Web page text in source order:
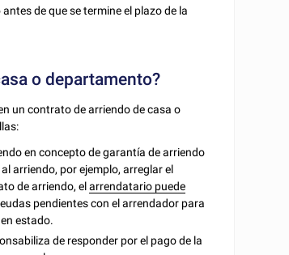
de que se termine el plazo de la
o departamento?
un contrato de arriendo de casa o
en concepto de garantía de arriendo
arriendo, por ejemplo, arreglar el
de arriendo, elarrendatario puede
pendientes con el arrendador para
estado.
de responder por el pago de la